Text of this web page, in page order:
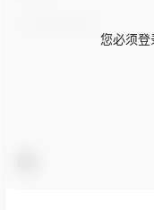
您必须登